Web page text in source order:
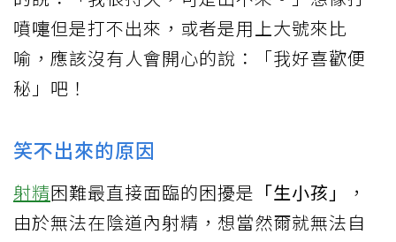
噴嚏但是打不出來，或者是用上大號來比
喻，應該沒有人會開心的說：「我好喜歡便
秘」吧！
笑不出來的原因
射精困難最直接面臨的困擾是 「生小孩」
，
由於無法在陰道內射精，想當然爾就無法自